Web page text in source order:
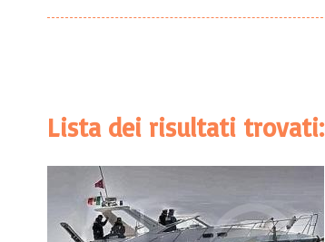
Lista dei risultati trovati: